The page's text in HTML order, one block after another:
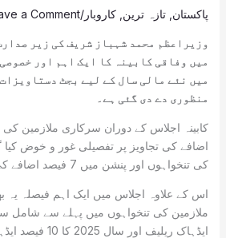
پاکستان تازہ ترین کاروبار /
a Comment
وزیراعظم محمد شہباز شریف کی زیر
میں وفاقی کابینہ کا ایک اہم اور
میں نئے مالی سال کے لیے بجٹ
منظوری دے دی گئی ہے۔
کابینہ اجلاس کے دوران سرکاری ملازمین
اضافے کی تجاویز پر تفصیلی غور و خوض کیا
کی تنخواہوں اور پنشن میں 7 فیصد اضافے کی منظوری دے دی گئی۔
اس کے علاوہ اجلاس میں ایک اہم فیصلہ یہ
ایڈہاک ریلیف اور